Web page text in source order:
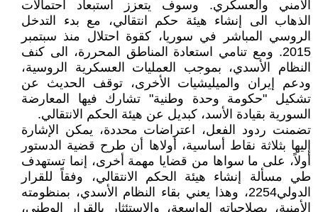
الأمني والعسكري. وسوف يتعزز استبعاد احتمالات
الذهاب الى إنشاء هيئة حكم انتقالي، مع بدء التدخل
الروسي المباشر في سوريا، كقوة احتلال منذ سبتمبر
2015. ومع تنامي استعادة المناطق المحررة، الى كنف
النظام الأسدي، بموجب العمليات العسكرية الروسية،
ودعم إيران والميليشيات الأخرى، توقف الحديث عن
تشكيل "حكومة وحدة وطنية" تشارك فيها المعارضة
السورية بقيادة الأسد، كبديل عن هيئة الحكم الانتقالي.
تضمنت ردود الفعل، اعتراضات محددة، يمكن الإشارة
إليها بثلاثة نقاط أساسية، أولاها أن طرح قضية الدستور
أولاً، على ما سواها من قضايا مهمة أخرى، إنما تستهدف
طي مسألة إنشاء هيئة الحكم الانتقالي، وفقاً للقرار
الدولي2254، وهذا يعني بقاء النظام الأسدي، بمنظومته
الأمنية، بصلاحياته الواسعة، والاستئثار بالقرار الوطني،